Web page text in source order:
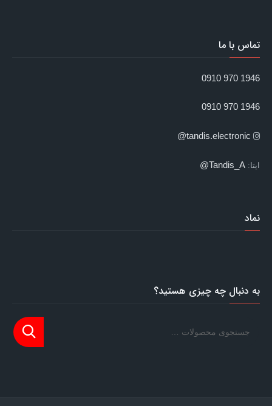
تماس با ما
1946 970 0910
1946 970 0910
tandis.electronic@
ایتا: Tandis_A@
نماد
به دنبال چه چیزی هستید؟